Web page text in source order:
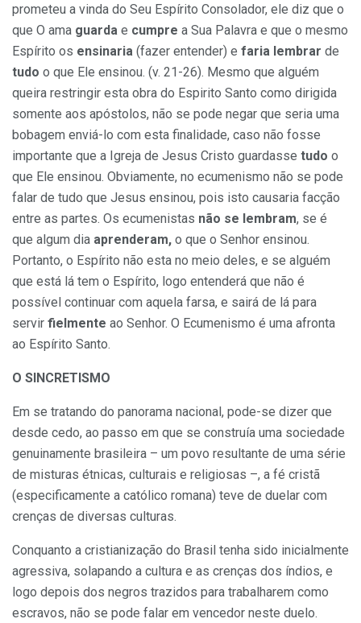
prometeu a vinda do Seu Espírito Consolador, ele diz que o
que O ama guarda e cumpre a Sua Palavra e que o mesmo
Espírito os ensinaria (fazer entender) e faria lembrar de
tudo o que Ele ensinou. (v. 21-26). Mesmo que alguém
queira restringir esta obra do Espirito Santo como dirigida
somente aos apóstolos, não se pode negar que seria uma
bobagem enviá-lo com esta finalidade, caso não fosse
importante que a Igreja de Jesus Cristo guardasse tudo o
que Ele ensinou. Obviamente, no ecumenismo não se pode
falar de tudo que Jesus ensinou, pois isto causaria facção
entre as partes. Os ecumenistas não se lembram, se é
que algum dia aprenderam, o que o Senhor ensinou.
Portanto, o Espírito não esta no meio deles, e se alguém
que está lá tem o Espírito, logo entenderá que não é
possível continuar com aquela farsa, e sairá de lá para
servir fielmente ao Senhor. O Ecumenismo é uma afronta
ao Espírito Santo.
O SINCRETISMO
Em se tratando do panorama nacional, pode-se dizer que
desde cedo, ao passo em que se construía uma sociedade
genuinamente brasileira – um povo resultante de uma série
de misturas étnicas, culturais e religiosas –, a fé cristã
(especificamente a católico romana) teve de duelar com
crenças de diversas culturas.
Conquanto a cristianização do Brasil tenha sido inicialmente
agressiva, solapando a cultura e as crenças dos índios, e
logo depois dos negros trazidos para trabalharem como
escravos, não se pode falar em vencedor neste duelo.